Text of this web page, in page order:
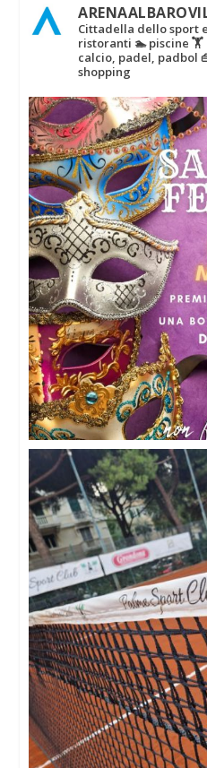
Cittadella dello sport
ristoranti 🏊 piscine 🏋‍
calcio, padel, padbol
shopping